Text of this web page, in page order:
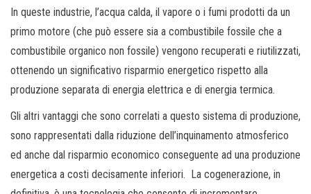
In queste industrie, l’acqua calda, il vapore o i fumi prodotti da un
primo motore (che può essere sia a combustibile fossile che a
combustibile organico non fossile) vengono recuperati e riutilizzati,
ottenendo un significativo risparmio energetico rispetto alla
produzione separata di energia elettrica e di energia termica.
Gli altri vantaggi che sono correlati a questo sistema di produzione,
sono rappresentati dalla riduzione dell’inquinamento atmosferico
ed anche dal risparmio economico conseguente ad una produzione
energetica a costi decisamente inferiori. La cogenerazione, in